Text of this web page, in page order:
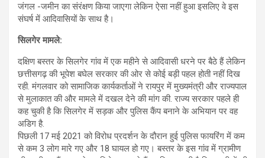
जंगल -जमीन का संरंक्षण किया जाएगा लेकिन ऐसा नहीं हुआ इसलिए वे इस
संघर्ष में आदिवासियों के साथ है।
सिलगेर मामले:
दक्षिण बस्तर के सिलगेर गांव में एक महीने से आदिवासी धरने पर बैठे हैं लेकिन
छत्तीसगढ़ की भूपेश बघेल सरकार की ओर से कोई बड़ी पहल होती नहीं दिख
रही. मंगलवार को सामाजिक कार्यकर्ताओं ने रायपुर में मुख्यमंत्री और राज्यपाल
से मुलाकात की और मामले में दखल देने की मांग की. राज्य सरकार पहले ही
कह चुकी है कि सिलगेर में सड़क और पुलिस कैंप बनाने के अभियान पर वह
अडिग है.
पिछली 17 मई 2021 को विरोध प्रदर्शन के दौरान हुई पुलिस फायरिंग में कम
से कम 3 लोग मारे गए और 18 घायल हो गए। बस्तर के इस गांव में ग्रामीण